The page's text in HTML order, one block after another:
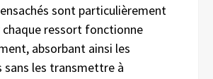
sont particulièrement
chaque ressort fonctionne
absorbant ainsi les
sans les transmettre à